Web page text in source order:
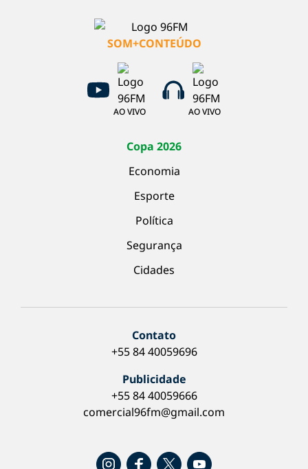
SOM+CONTEÚDO
AO VIVO AO VIVO
Copa 2026
Economia
Esporte
Política
Segurança
Cidades
Contato
+55 84 40059696
Publicidade
+55 84 40059666
comercial96fm@gmail.com